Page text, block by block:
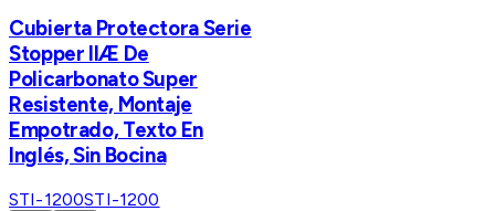
Cubierta Protectora Serie
Stopper IIÆ De
Policarbonato Super
Resistente, Montaje
Empotrado, Texto En
Inglés, Sin Bocina
STI-1200STI-1200